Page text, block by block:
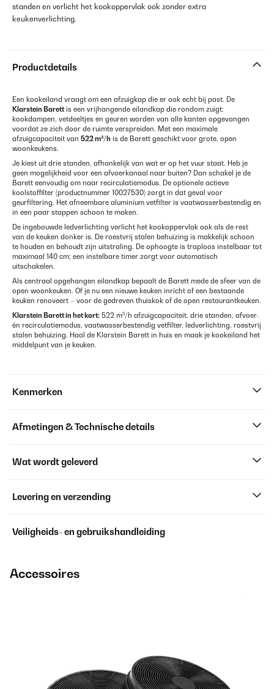
standen en verlicht het kookoppervlak ook zonder extra
keukenverlichting.
Productdetails
Een kookeiland vraagt om een afzuigkap die er ook echt bij past. De
Klarstein Barettis een vrijhangende eilandkap die rondom zuigt:
kookdampen, vetdeeltjes en geuren worden van alle kanten opgevangen
voordat ze zich door de ruimte verspreiden. Met een maximale
afzuigcapaciteit van 522 m³/h is de Barett geschikt voor grote, open
woonkeukens.
Je kiest uit drie standen, afhankelijk van wat er op het vuur staat. Heb je
geen mogelijkheid voor een afvoerkanaal naar buiten? Dan schakel je de
Barett eenvoudig om naar recirculatiemodus. De optionele actieve
koolstoffilter (productnummer 10027530) zorgt in dat geval voor
geurfiltering. Het afneembare aluminium vetfilter is vaatwasserbestendig en
in een paar stappen schoon te maken.
De ingebouwde ledverlichting verlicht het kookoppervlak ook als de rest
van de keuken donker is. De roestvrij stalen behuizing is makkelijk schoon
te houden en behoudt zijn uitstraling. De ophoogte is traploos instelbaar tot
maximaal 140 cm; een instelbare timer zorgt voor automatisch
uitschakelen.
Als centraal opgehangen eilandkap bepaalt de Barett mede de sfeer van de
open woonkeuken. Of je nu een nieuwe keuken inricht of een bestaande
keuken renoveert – voor de gedreven thuiskok of de open restaurantkeuken.
Klarstein Barett in het kort: 522 m³/h afzuigcapaciteit, drie standen, afvoer-
én recirculatiemodus, vaatwasserbestendig vetfilter, ledverlichting, roestvrij
stalen behuizing. Haal de Klarstein Barett in huis en maak je kookeiland het
middelpunt van je keuken.
Kenmerken
Afmetingen & Technische details
Wat wordt geleverd
Levering en verzending
Veiligheids- en gebruikshandleiding
Accessoires